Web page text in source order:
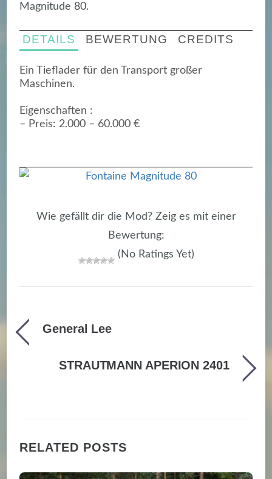
Magnitude 80.
DETAILS BEWERTUNG CREDITS
Ein Tieflader für den Transport großer
Maschinen.
Eigenschaften :
– Preis: 2.000 – 60.000 €
Wie gefällt dir die Mod? Zeig es mit einer
Bewertung:
(No Ratings Yet)
General Lee
STRAUTMANN APERION 2401
RELATED POSTS